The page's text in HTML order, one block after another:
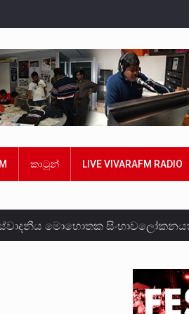
කාටූන් LIVE VIVARAFM RADIO
මොහොතක
සැක කරන ගිං ගඟේ ගිල්වා මරා